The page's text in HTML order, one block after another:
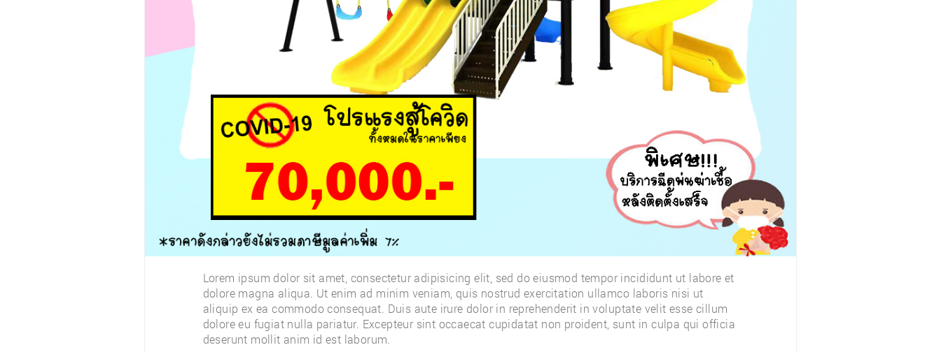
‹ ›
Lorem ipsum dolor sit amet, consectetur adipisicing elit, sed do eiusmod tempor incididunt ut labore et
dolore magna aliqua. Ut enim ad minim veniam, quis nostrud exercitation ullamco laboris nisi ut
aliquip ex ea commodo consequat. Duis aute irure dolor in reprehenderit in voluptate velit esse cillum
dolore eu fugiat nulla pariatur. Excepteur sint occaecat cupidatat non proident, sunt in culpa qui officia
deserunt mollit anim id est laborum.